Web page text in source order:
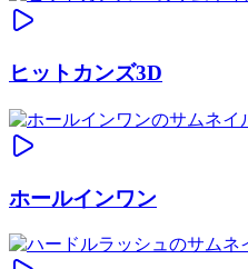
ヒットカンズ3D
ホールインワン